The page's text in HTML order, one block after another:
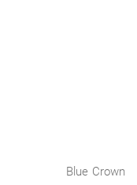
Blue Crown